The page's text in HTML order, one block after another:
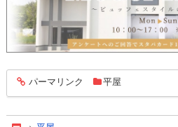
entry521
パーマリンク 平屋